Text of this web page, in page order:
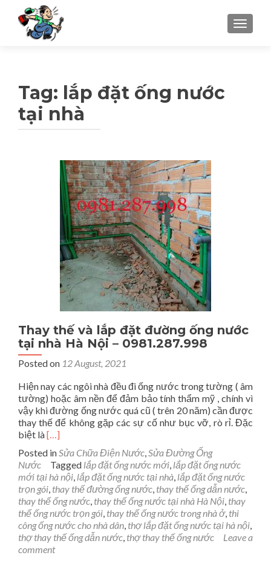
Tag: lắp đặt ống nước
tại nhà
Thay thế và lắp đặt đường ống nước
tại nhà Hà Nội – 0981.287.998
Posted on 12 August, 2021
Hiện nay các ngôi nhà đều đi ống nước trong tường ( âm
tường) hoặc âm nền để đảm bảo tính thẩm mỹ , chính vì
vậy khi đường ống nước quá cũ ( trên 20 năm) cần được
thay thế để không gặp các sự cố như bục vỡ, rò rỉ. Đặc
biệt làRead
more
about
Thay
thế
và
lắp
đặt
đường
ống
nước
[…]
Posted inSửa Chữa Điện Nước,Sửa Đường Ống
Nước
Tagged lắp đặt ống nước mới, lắp đặt ống nước
mới tại hà nội, lắp đặt ống nước tại nhà, lắp đặt ống nước
trọn gói, thay thế đường ống nước, thay thế ống dẫn nước,
thay thế ống nước, thay thế ống nước tại nhà Hà Nội, thay
thế ống nước trọn gói, thay thế ống nước trong nhà ở, thi
công ống nước cho nhà dân, thợ lắp đặt ống nước tại hà nội,
thợ thay thế ống dẫn nước, thợ thay thế ống nước
Leave a
comment